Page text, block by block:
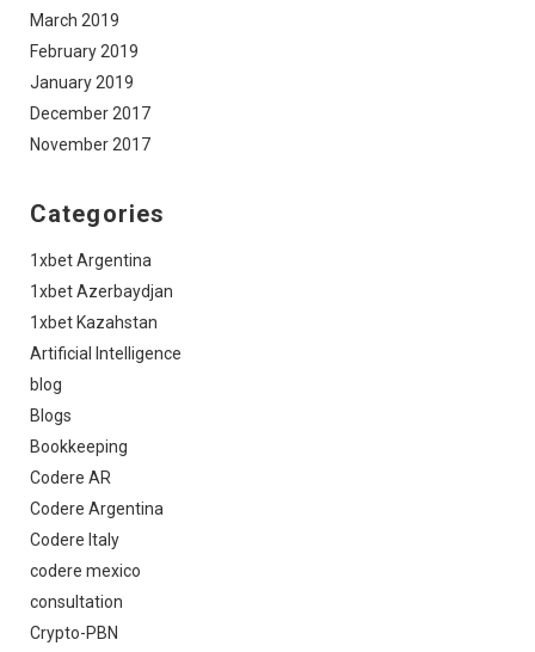
March 2019
February 2019
January 2019
December 2017
November 2017
Categories
1xbet Argentina
1xbet Azerbaydjan
1xbet Kazahstan
Artificial Intelligence
blog
Blogs
Bookkeeping
Codere AR
Codere Argentina
Codere Italy
codere mexico
consultation
Crypto-PBN